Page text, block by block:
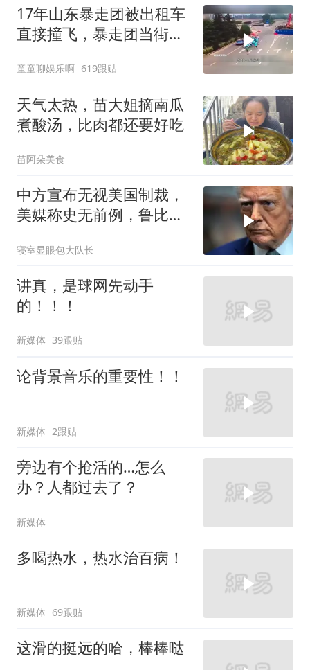
17年山东暴走团被出租车
直接撞飞，暴走团当街拦
童童聊娱乐啊 619跟贴
天气太热，苗大姐摘南瓜
煮酸汤，比肉都还要好吃
苗阿朵美食
中方宣布无视美国制裁，
美媒称史无前例，鲁比
寝室显眼包大队长
讲真，是球网先动手
的！！！
新媒体 39跟贴
论背景音乐的重要性！！
新媒体 2跟贴
旁边有个抢活的…怎么
办？人都过去了？
新媒体
多喝热水，热水治百病！
新媒体 69跟贴
这滑的挺远的哈，棒棒哒